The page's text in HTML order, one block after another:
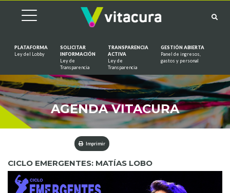
PLATAFORMA
Ley del Lobby
SOLICITAR
INFORMACIÓN
Ley de
Transparencia
TRANSPARENCIA
ACTIVA
Ley de
Transparencia
GESTIÓN ABIERTA
Panel de ingresos,
gastos y personal
AGENDA VITACURA
Imprimir
CICLO EMERGENTES: MATÍAS LOBO